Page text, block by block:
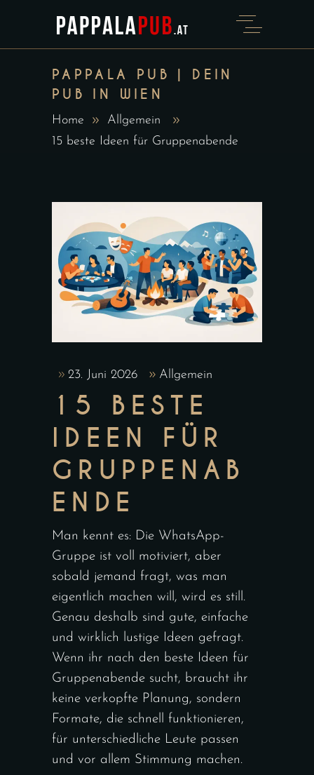
PAPPALA PUB | DEIN
PUB IN WIEN
Home
Allgemein
15 beste Ideen für Gruppenabende
23. Juni 2026 Allgemein
15 BESTE
IDEEN FÜR
GRUPPENAB
ENDE
Man kennt es: Die WhatsApp-
Gruppe ist voll motiviert, aber
sobald jemand fragt, was man
eigentlich machen will, wird es still.
Genau deshalb sind gute, einfache
und wirklich lustige Ideen gefragt.
Wenn ihr nach den beste Ideen für
Gruppenabende sucht, braucht ihr
keine verkopfte Planung, sondern
Formate, die schnell funktionieren,
für unterschiedliche Leute passen
und vor allem Stimmung machen.